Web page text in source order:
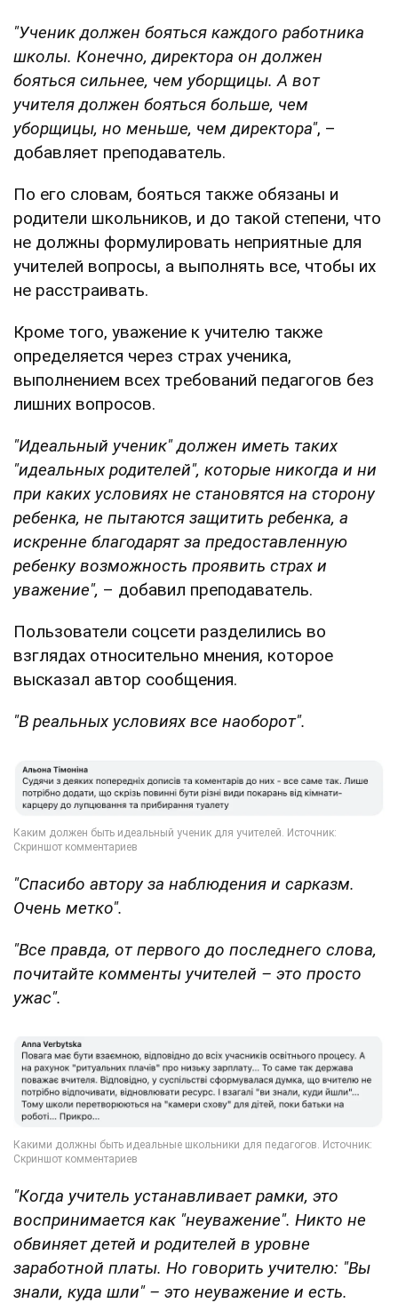
"Ученик должен бояться каждого работника
школы. Конечно, директора он должен
бояться сильнее, чем уборщицы. А вот
учителя должен бояться больше, чем
уборщицы, но меньше, чем директора", –
добавляет преподаватель.
По его словам, бояться также обязаны и
родители школьников, и до такой степени, что
не должны формулировать неприятные для
учителей вопросы, а выполнять все, чтобы их
не расстраивать.
Кроме того, уважение к учителю также
определяется через страх ученика,
выполнением всех требований педагогов без
лишних вопросов.
"Идеальный ученик" должен иметь таких
"идеальных родителей", которые никогда и ни
при каких условиях не становятся на сторону
ребенка, не пытаются защитить ребенка, а
искренне благодарят за предоставленную
ребенку возможность проявить страх и
уважение", – добавил преподаватель.
Пользователи соцсети разделились во
взглядах относительно мнения, которое
высказал автор сообщения.
"В реальных условиях все наоборот".
"Спасибо автору за наблюдения и сарказм.
Очень метко".
"Все правда, от первого до последнего слова,
почитайте комменты учителей – это просто
ужас".
"Когда учитель устанавливает рамки, это
воспринимается как "неуважение". Никто не
обвиняет детей и родителей в уровне
заработной платы. Но говорить учителю: "Вы
знали, куда шли" – это неуважение и есть.